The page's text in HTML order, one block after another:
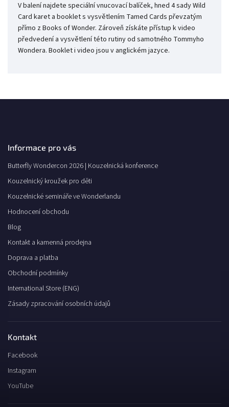
V balení najdete speciální vnucovací balíček, hned 4 sady Wild
Card karet a booklet s vysvětlením Tamed Cards převzatým
přímo z Books of Wonder. Zároveň získáte přístup k video
předvedení a vysvětlení této rutiny od samotného Tommyho
Wondera. Booklet i video jsou v anglickém jazyce.
Informace pro vás
Butterfly Wondercon 2026 | Kouzelnická konference
Kouzelnický kroužek pro děti
Kouzelnické semináře ve Wonderlandu
Hodnocení obchodu
Blog
Kontakt a kamenná prodejna
Doprava a platba
Obchodní podmínky
International Store (ENG)
Zásady zpracování osobních údajů
Kontakt
Facebook
Instagram
YouTube